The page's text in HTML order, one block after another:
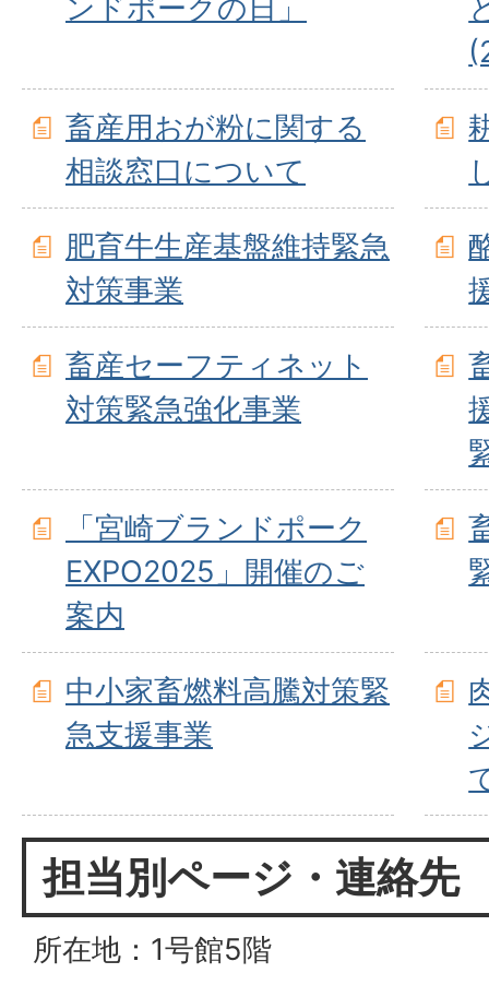
ンドポークの日」
畜産用おが粉に関する
相談窓口について
肥育牛生産基盤維持緊急
対策事業
畜産セーフティネット
対策緊急強化事業
「宮崎ブランドポーク
EXPO2025」開催のご
案内
中小家畜燃料高騰対策緊
急支援事業
担当別ページ・連絡先
所在地：1号館5階